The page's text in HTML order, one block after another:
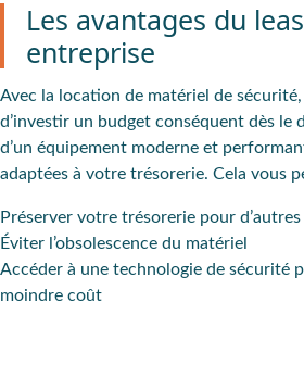
Les avantages du
entreprise
Avec la location de matériel de sécurité,
d’investir un budget conséquent dès le
d’un équipement moderne et
adaptées à votre trésorerie. Cela vous
Préserver votre trésorerie pour
Éviter l’obsolescence du matériel
Accéder à une technologie de sécurité
moindre coût